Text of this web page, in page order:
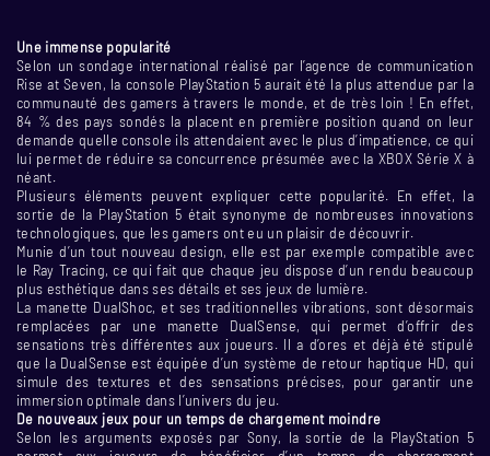
Une immense popularité
Selon un sondage international réalisé par l’agence de communication
Rise at Seven, la console PlayStation 5 aurait été la plus attendue par la
communauté des gamers à travers le monde, et de très loin ! En effet,
84 % des pays sondés la placent en première position quand on leur
demande quelle console ils attendaient avec le plus d’impatience, ce qui
lui permet de réduire sa concurrence présumée avec la XBOX Série X à
néant.
Plusieurs éléments peuvent expliquer cette popularité. En effet, la
sortie de la PlayStation 5 était synonyme de nombreuses innovations
technologiques, que les gamers ont eu un plaisir de découvrir.
Munie d’un tout nouveau design, elle est par exemple compatible avec
le Ray Tracing, ce qui fait que chaque jeu dispose d’un rendu beaucoup
plus esthétique dans ses détails et ses jeux de lumière.
La manette DualShoc, et ses traditionnelles vibrations, sont désormais
remplacées par une manette DualSense, qui permet d’offrir des
sensations très différentes aux joueurs. Il a d’ores et déjà été stipulé
que la DualSense est équipée d’un système de retour haptique HD, qui
simule des textures et des sensations précises, pour garantir une
immersion optimale dans l’univers du jeu.
De nouveaux jeux pour un temps de chargement moindre
Selon les arguments exposés par Sony, la sortie de la PlayStation 5